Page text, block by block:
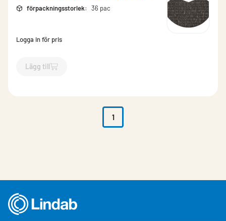
förpackningsstorlek: 36 pac
Logga in för pris
Lägg till
`$Lägg till
1